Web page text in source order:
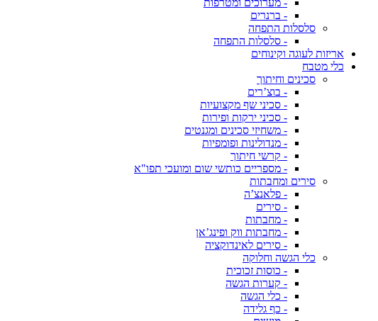
- מערוכים ומטרפות
- ברנרים
סלסלות התפחה
- סלסלות התפחה
אריזות לעוגה וקינוחים
כלי מטבח
סכינים וחיתוך
- בוצ’רים
- סכיני שף מקצועיות
- סכיני ירקות ופירות
- משחיזי סכינים ומגנטים
- מנדולינות ופומפיות
- קרשי חיתוך
- מספריים כותשי שום ומועכי תפו"א
סירים ומחבתות
- פלאנצ’ה
- סירים
- מחבתות
- מחבתות ווק ופינג’אן
- סירים לאינדוקציה
כלי הגשה וחלוקה
- כוסות זכוכית
- קערות הגשה
- כלי הגשה
- כף גלידה